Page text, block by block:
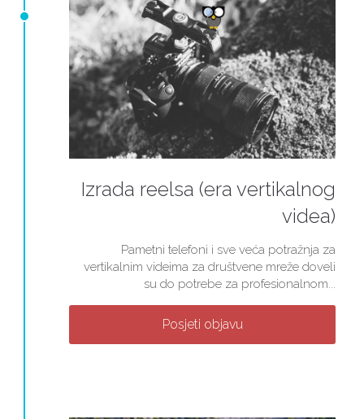
Izrada reelsa (era vertikalnog
videa)
Pametni telefoni i sve veća potražnja za
vertikalnim videima za društvene mreže doveli
su do potrebe za profesionalnom...
Posjeti objavu